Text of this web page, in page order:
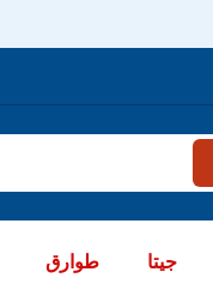
طوارق جيتا